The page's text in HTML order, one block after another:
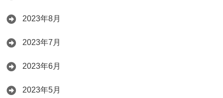
2023年8月
2023年7月
2023年6月
2023年5月